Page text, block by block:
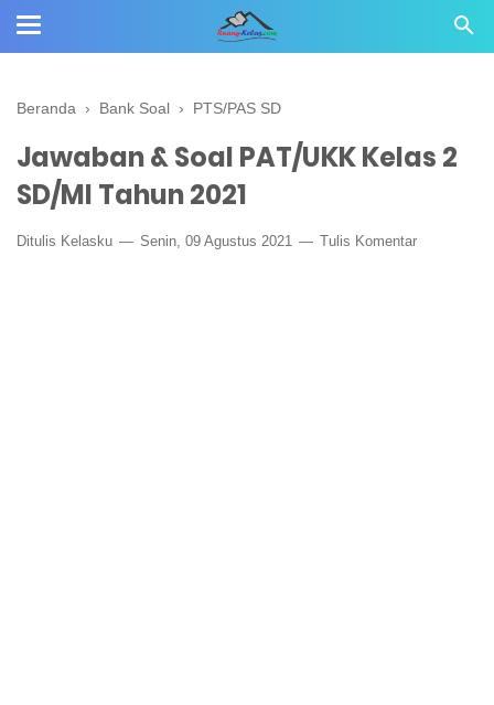
Beranda › Bank Soal › PTS/PAS SD
Jawaban & Soal PAT/UKK Kelas 2
SD/MI Tahun 2021
Ditulis Kelasku Senin, 09 Agustus 2021 Tulis Komentar